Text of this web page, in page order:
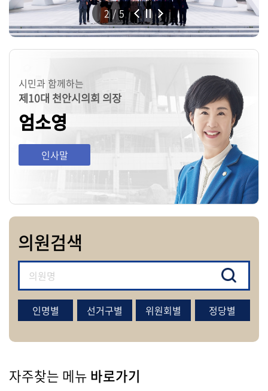
회
소
의
안
회
상
회
의
린
의
사
2/5
시민과 함께하는
제10대 천안시의회 의장
엄소영
인사말
의원검색
인명별 선거구별 위원회별 정당별
자주찾는 메뉴 바로가기